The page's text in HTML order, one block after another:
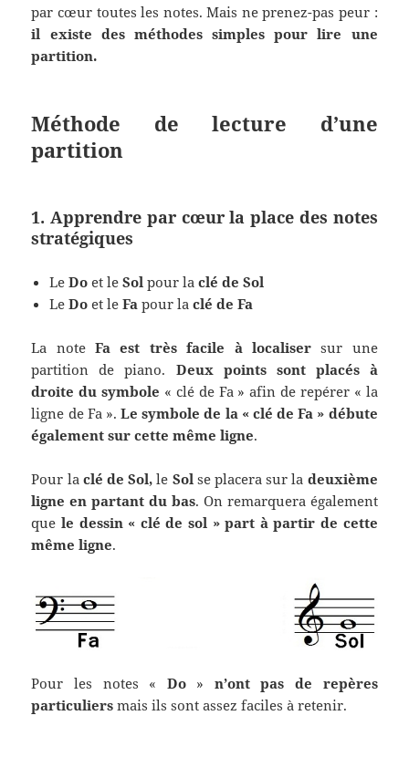
par cœur toutes les notes. Mais ne prenez-pas peur :
il existe des méthodes simples pour lire une
partition.
Méthode de lecture d’une
partition
1. Apprendre par cœur la place des notes
stratégiques
LeDo et leSol pour laclé de Sol
LeDo et leFa pour laclé de Fa
La noteFa est très facile à localisersur une
partition de piano. Deux points sont placés à
droite du symbole « clé de Fa » afin de repérer « la
ligne de Fa ».Le symbole de la « clé de Fa » débute
également sur cette même ligne.
Pour la clé de Sol, le Sol se placera sur la deuxième
ligne en partant du bas. On remarquera également
quele dessin « clé de sol » part à partir de cette
même ligne.
Pour les notes « Do» n’ont pas de repères
particuliers mais ils sont assez faciles à retenir.